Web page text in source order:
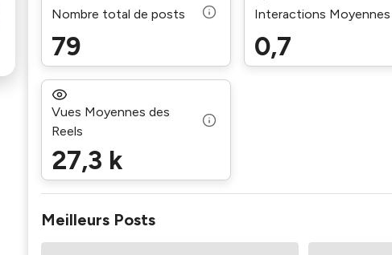
Nombre total de posts
79
Interactions Moyennes
0,7
Vues Moyennes des
Reels
27,3 k
Meilleurs Posts